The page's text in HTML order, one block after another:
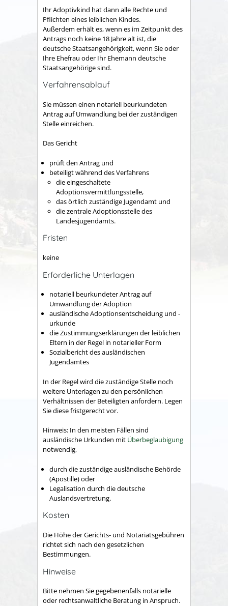
Ihr Adoptivkind hat dann alle Rechte und
Pflichten eines leiblichen Kindes.
Außerdem erhält es, wenn es im Zeitpunkt des
Antrags noch keine 18 Jahre alt ist, die
deutsche Staatsangehörigkeit, wenn Sie oder
Ihre Ehefrau oder Ihr Ehemann deutsche
Staatsangehörige sind.
Verfahrensablauf
Sie müssen einen notariell beurkundeten
Antrag auf Umwandlung bei der zuständigen
Stelle einreichen.
Das Gericht
prüft den Antrag und
beteiligt während des Verfahrens
die eingeschaltete
Adoptionsvermittlungsstelle,
das örtlich zuständige Jugendamt und
die zentrale Adoptionsstelle des
Landesjugendamts.
Fristen
keine
Erforderliche Unterlagen
notariell beurkundeter Antrag auf
Umwandlung der Adoption
ausländische Adoptionsentscheidung und -
urkunde
die Zustimmungserklärungen der leiblichen
Eltern in der Regel in notarieller Form
Sozialbericht des ausländischen
Jugendamtes
In der Regel wird die zuständige Stelle noch
weitere Unterlagen zu den persönlichen
Verhältnissen der Beteiligten anfordern. Legen
Sie diese fristgerecht vor.
Hinweis: In den meisten Fällen sind
ausländische Urkunden mit Überbeglaubigung
notwendig,
durch die zuständige ausländische Behörde
(Apostille) oder
Legalisation durch die deutsche
Auslandsvertretung.
Kosten
Die Höhe der Gerichts- und Notariatsgebühren
richtet sich nach den gesetzlichen
Bestimmungen.
Hinweise
Bitte nehmen Sie gegebenenfalls notarielle
oder rechtsanwaltliche Beratung in Anspruch.